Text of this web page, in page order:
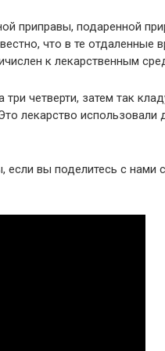
приправы, подаренной
что в те отдаленные
к лекарственным
четверти, затем так
лекарство использовали
вы поделитесь с нами